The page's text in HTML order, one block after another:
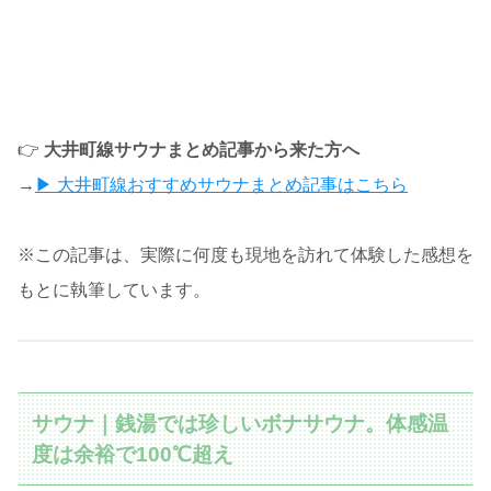
👉 大井町線サウナまとめ記事から来た方へ
→ ▶ 大井町線おすすめサウナまとめ記事はこちら
※この記事は、実際に何度も現地を訪れて体験した感想を
もとに執筆しています。
サウナ｜銭湯では珍しいボナサウナ。体感温
度は余裕で100℃超え